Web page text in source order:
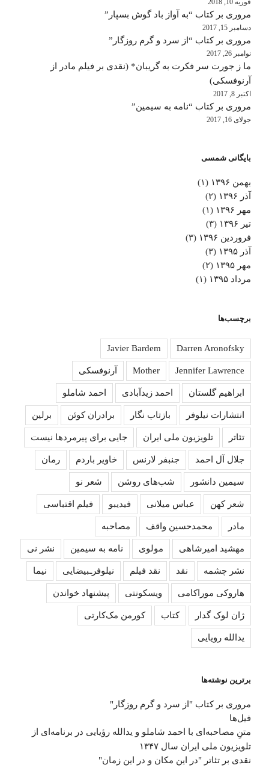
مروری بر کتاب “به آواز باد گوش بسپار”
دسامبر 15, 2017
مروری بر کتاب “از سرد و گرم روزگار”
نوامبر 26, 2017
ما ز جورت سر فکرت به گریبان* (نقدی بر فیلم مادر از
آرنوفسکی)
اکتبر 8, 2017
مروری بر کتاب “نامه به سیمین”
جولای 16, 2017
بایگانی شمسی
بهمن ۱۳۹۶
(۱)
آذر ۱۳۹۶
(۲)
مهر ۱۳۹۶
(۱)
تیر ۱۳۹۶
(۳)
فروردین ۱۳۹۶
(۳)
آذر ۱۳۹۵
(۳)
مهر ۱۳۹۵
(۲)
مرداد ۱۳۹۵
(۱)
برچسب‌ها
Darren Aronofsky
Javier Bardem
Jennifer Lawrence
Mother آرنوفسکی
ابراهیم گلستان احمد زیدآبادی احمد شاملو
انتشارات نیلوفر بازتاب نگار برادران کوئن برلین
تئاتر تلویزیون ملی ایران جایی برای پیرمردها نیست
جلال آل احمد جنبفر لارنس خاویر باردم رمان
سیمین دانشور شب‌های روشن شعر نو
شعر کهن عباس میلانی فیدیبو فیلم اقتباسی
مادر محمدحسین واقف مصاحبه
مهشید امیرشاهی مولوی نامه به سیمین نشر نی
نشر چشمه نقد نقد فیلم نیلوفرـبیضایی نیما
هاروکی موراکامی ویسکونتی پیشنهاد خواندن
ژان لوک گدار کتاب کورمن مک‌کارتی
یدالله رویایی
برترین نوشته‌ها
مروری بر کتاب "از سرد و گرم روزگار"
فیل‌ها
متنِ‌ مصاحبه‌ای با احمد شاملو و یدالله رؤیایی در برنامه‌ای از
تلویزیون ملی ایران سال ۱۳۴۷
نقدی بر تئاتر "در این مکان و در این زمان"